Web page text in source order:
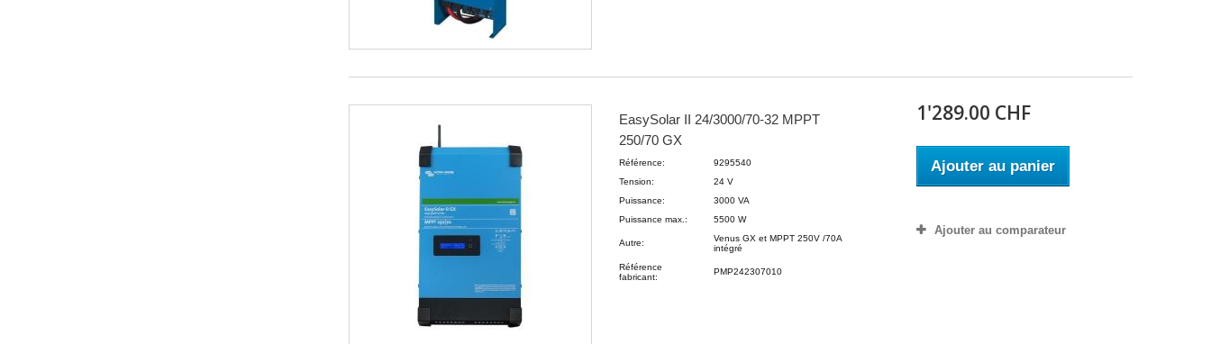
EasySolar II 24/3000/70-32 MPPT
250/70 GX
Référence:
9295540
Tension:
24 V
Puissance:
3000 VA
Puissance max.:
5500 W
Autre:
Venus GX et MPPT 250V /70A
intégré
Référence
fabricant:
PMP242307010
1'289.00 CHF
Ajouter au panier
Ajouter au comparateur